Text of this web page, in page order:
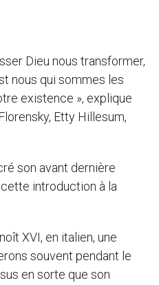
Dieu nous transformer,
nous qui sommes les
existence », explique
Etty Hillesum,
son avant dernière
introduction à la
XVI, en italien, une
souvent pendant le
en sorte que son